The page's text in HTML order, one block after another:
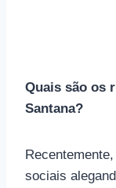
Quais são os
Santana?
sociais